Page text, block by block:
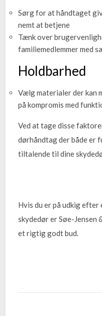
Sørg for at håndtaget
nemt at betjene
Tænk over
familiemedlemmer med
Holdbarhed
Vælg materialer der kan
på kompromis med
Ved at tage disse
dørhåndtag der både
tiltalende til dine
Hvis du er på udkig
skydedør er Søe-Jensen
et rigtig godt bud.